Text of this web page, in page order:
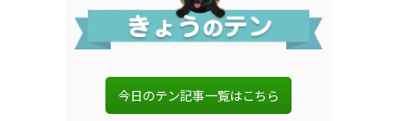
今日のテン記事一覧はこちら